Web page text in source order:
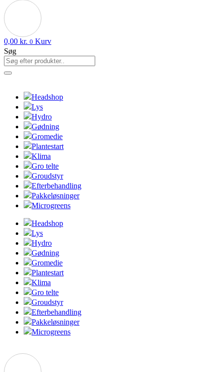
0,00 kr. 0 Kurv
Søg
Headshop
Lys
Hydro
Gødning
Gromedie
Plantestart
Klima
Gro telte
Groudstyr
Efterbehandling
Pakkeløsninger
Microgreens
Headshop
Lys
Hydro
Gødning
Gromedie
Plantestart
Klima
Gro telte
Groudstyr
Efterbehandling
Pakkeløsninger
Microgreens